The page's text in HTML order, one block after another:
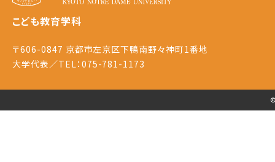
こども教育学科
〒606-0847 京都市左京区下鴨南野々神町1番地
大学代表／TEL：075-781-1173